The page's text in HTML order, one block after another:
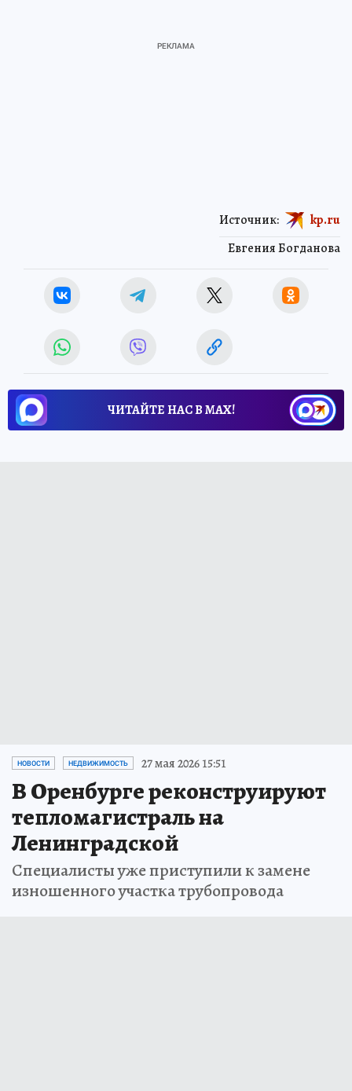
Евгения Богданова
Источник: kp.ru
ЧИТАЙТЕ НАС В МАХ!
НОВОСТИ НЕДВИЖИМОСТЬ 27 мая 2026 15:51
В Оренбурге реконструируют
тепломагистраль на
Ленинградской
Специалисты уже приступили к замене
изношенного участка трубопровода